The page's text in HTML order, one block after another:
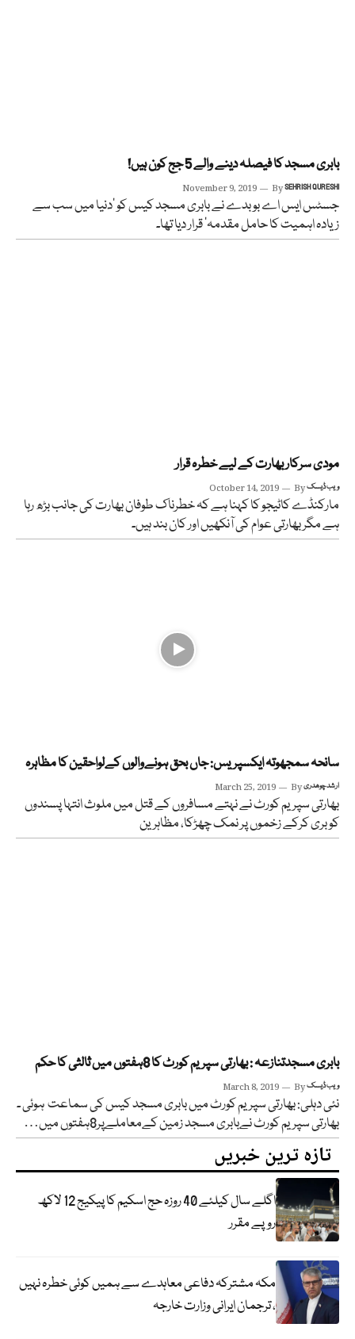
بابری مسجد کا فیصلہ دینے والے 5 جج کون ہیں!
November 9, 2019 BySEHRISH QURESHI
جسٹس ایس اے بوبدے نے بابری مسجد کیس کو ’دنیا میں سب سے
زیادہ اہمیت کا حامل مقدمہ‘ قرار دیا تھا۔
مودی سرکار بھارت کے لیے خطرہ قرار
October 14, 2019 Byویب ڈیسک
مارکنڈے کاٹیجو کا کہنا ہے کہ خطرناک طوفان بھارت کی جانب بڑھ رہا
ہے مگر بھارتی عوام کی آنکھیں اور کان بند ہیں۔
سانحہ سمجھوتہ ایکسپریس: جاں بحق ہونےوالوں کےلواحقین کا مظاہرہ
March 25, 2019 Byارشد چوھدری
بھارتی سپریم کورٹ نے نہتے مسافروں کے قتل میں ملوث انتہا پسندوں
کو بری کرکے زخموں پر نمک چھڑکا، مظاہرین
بابری مسجدتنازعہ : بھارتی سپریم کورٹ کا 8ہفتوں میں ثالثی کا حکم
March 8, 2019 Byویب ڈیسک
نئی دہلی: بھارتی سپریم کورٹ میں بابری مسجد کیس کی سماعت ہوئی ۔
بھارتی سپریم کورٹ نےبابری مسجد زمین کےمعاملےپر8ہفتوں میں…
تازہ ترین خبریں
اگلے سال کیلئے 40 روزہ حج اسکیم کا پیکیج 12 لاکھ
روپے مقرر
مکہ مشترکہ دفاعی معاہدے سے ہمیں کوئی خطرہ نہیں
، ترجمان ایرانی وزارت خارجہ